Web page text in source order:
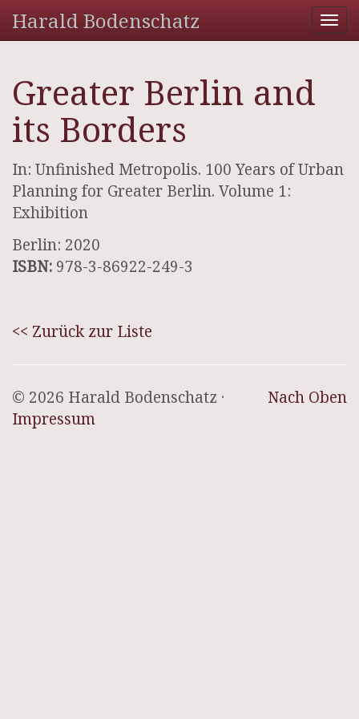
Harald Bodenschatz
Greater Berlin and
its Borders
In: Unfinished Metropolis. 100 Years of Urban
Planning for Greater Berlin. Volume 1:
Exhibition
Berlin: 2020
ISBN: 978-3-86922-249-3
<< Zurück zur Liste
Nach Oben
© 2026 Harald Bodenschatz ·
Impressum